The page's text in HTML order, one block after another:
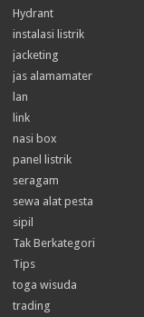
Hydrant
instalasi listrik
jacketing
jas alamamater
lan
link
nasi box
panel listrik
seragam
sewa alat pesta
sipil
Tak Berkategori
Tips
toga wisuda
trading